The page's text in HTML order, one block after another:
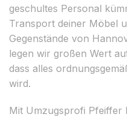
geschultes Personal
Transport deiner Möbel
Gegenstände von
legen wir großen Wert
dass alles
wird.
Mit Umzugsprofi Pfeiffer